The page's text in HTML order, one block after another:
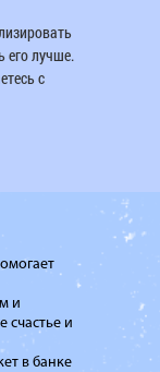
и
и
в банке
его лучше.
с